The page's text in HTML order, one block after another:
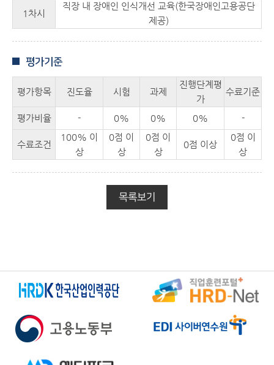
1차시
직장 내 장애인 인식개선 교육(한국장애인고용공단
제공)
평가기준
평가항목 진도율 시험 과제
진행단계평
가
수료기준
평가비율 - 0% 0% 0% -
수료조건
100% 이
상
0점 이
상
0점 이
상
0점 이상
0점 이
상
목록보기